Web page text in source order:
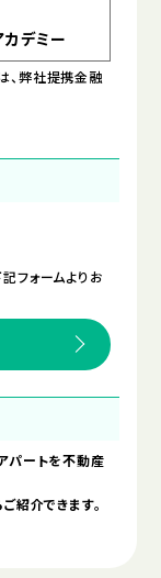
デミー
、弊社提携金融
フォームよりお
パートを不動産
紹介できます。